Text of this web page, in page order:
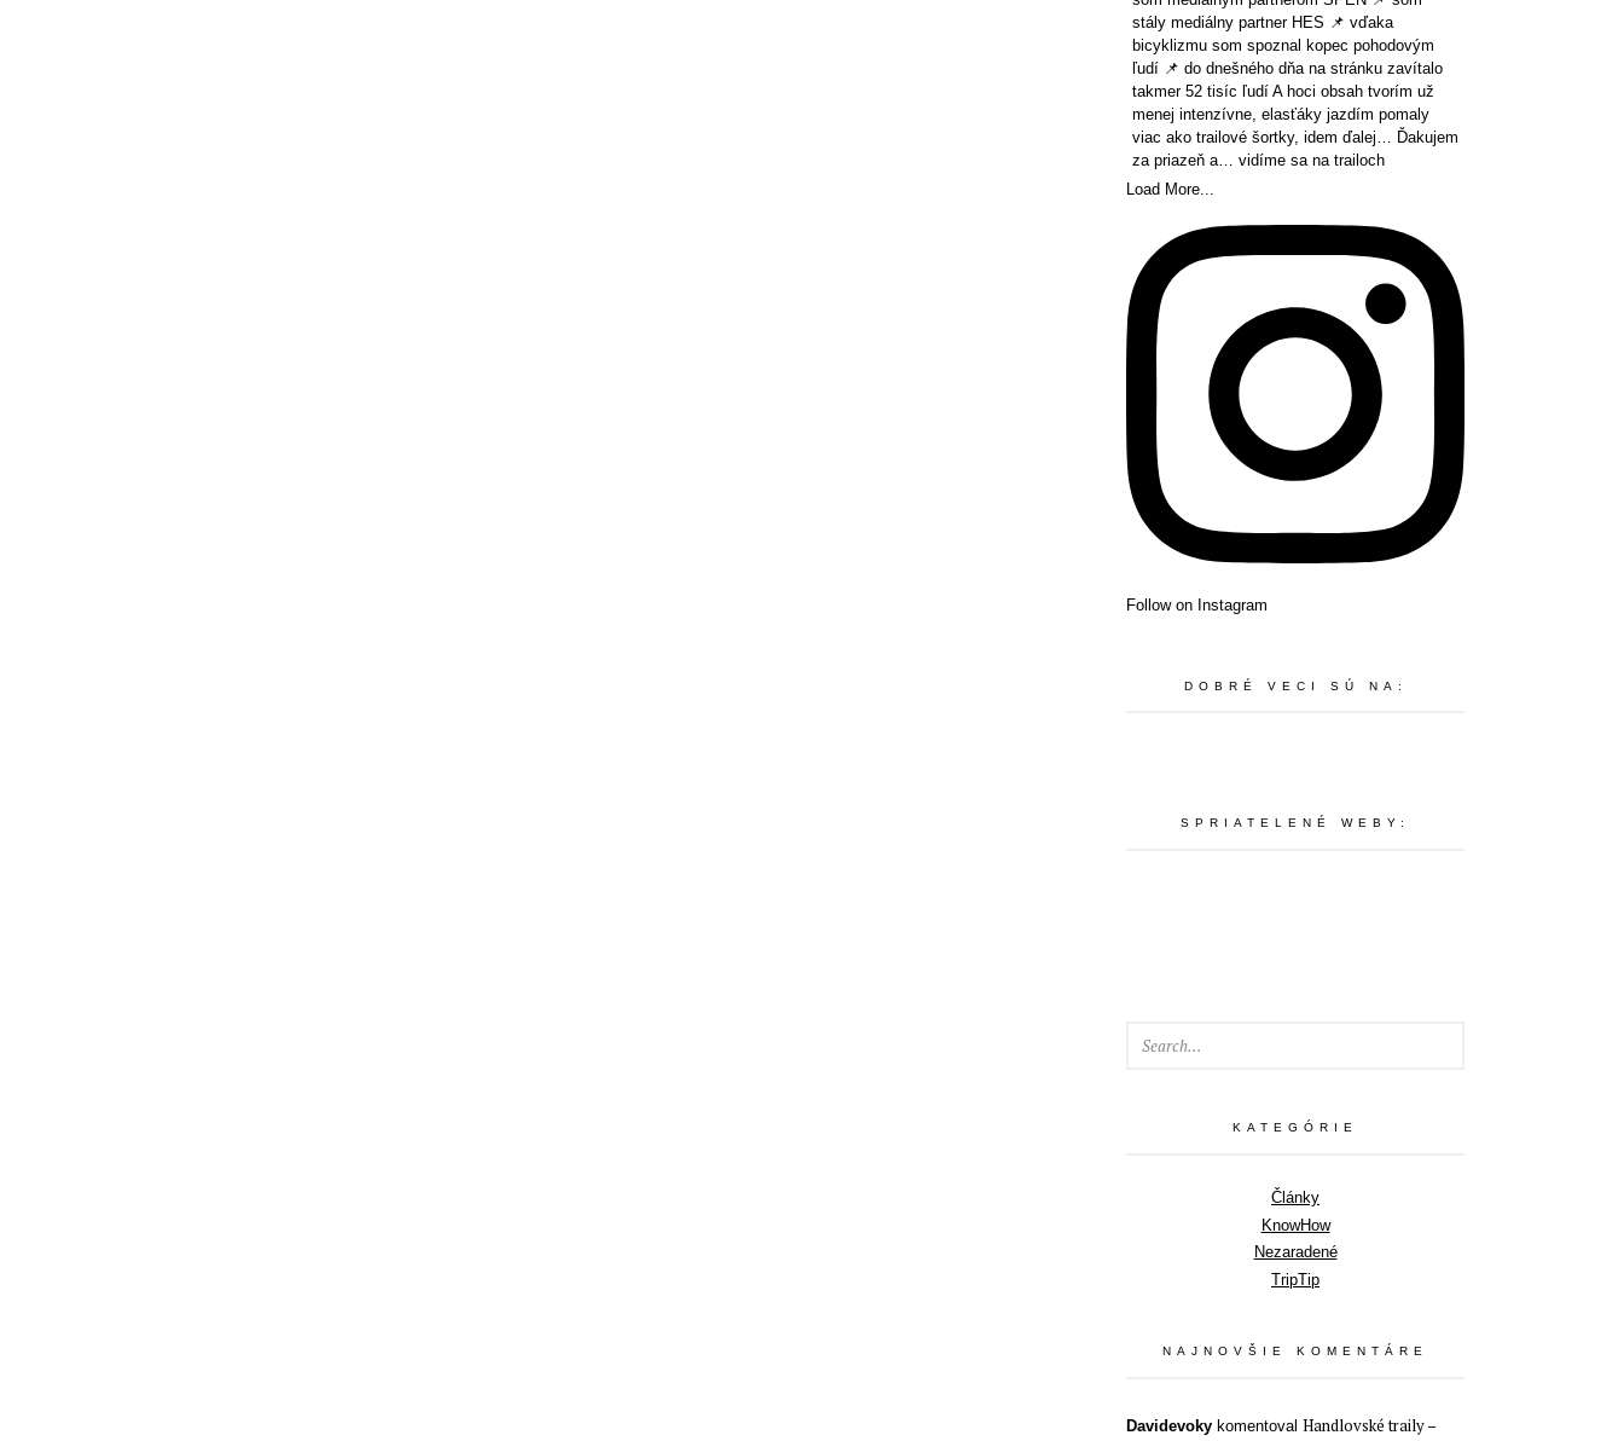
Load More...
Follow on Instagram
DOBRÉ VECI SÚ NA:
SPRIATELENÉ WEBY:
KATEGÓRIE
Články
KnowHow
Nezaradené
TripTip
NAJNOVŠIE KOMENTÁRE
Davidevoky komentoval Handlovské traily –